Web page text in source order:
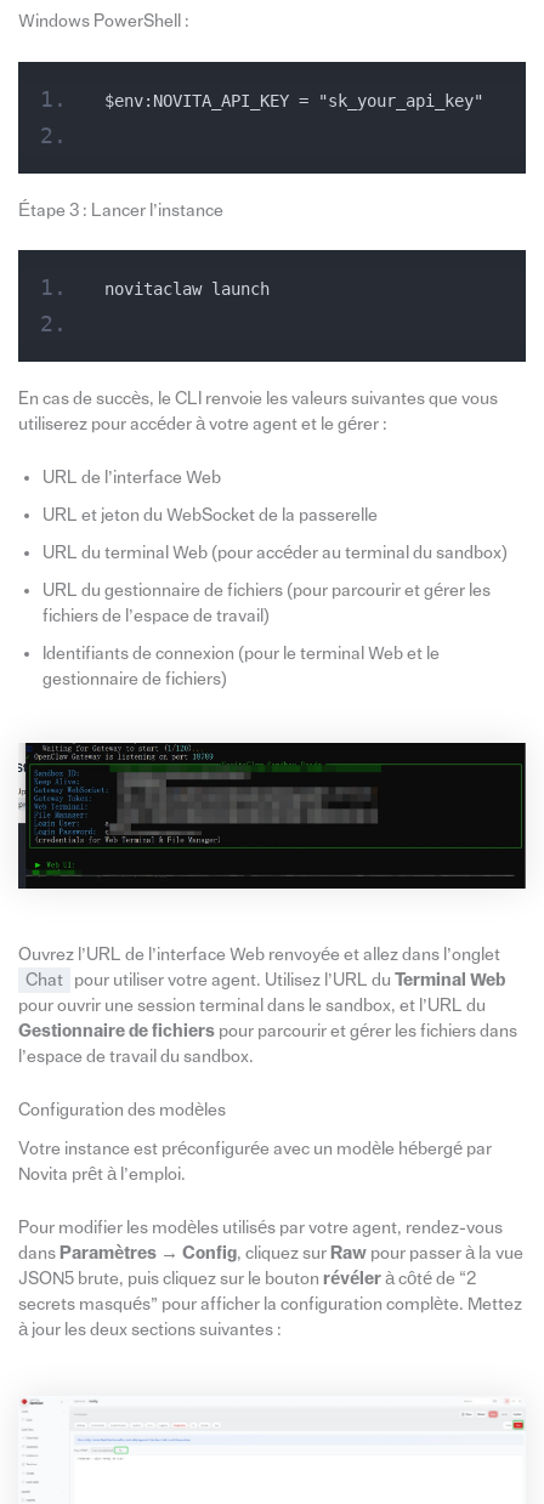
Windows PowerShell :
$env:NOVITA_API_KEY = "sk_your_api_key"
Étape 3 : Lancer l’instance
novitaclaw launch
En cas de succès, le CLI renvoie les valeurs suivantes que vous
utiliserez pour accéder à votre agent et le gérer :
URL de l’interface Web
URL et jeton du WebSocket de la passerelle
URL du terminal Web (pour accéder au terminal du sandbox)
URL du gestionnaire de fichiers (pour parcourir et gérer les
fichiers de l’espace de travail)
Identifiants de connexion (pour le terminal Web et le
gestionnaire de fichiers)
Ouvrez l’URL de l’interface Web renvoyée et allez dans l’onglet
Chat
pour utiliser votre agent. Utilisez l’URL du Terminal Web
pour ouvrir une session terminal dans le sandbox, et l’URL du
Gestionnaire de fichierspour parcourir et gérer les fichiers dans
l’espace de travail du sandbox.
Configuration des modèles
Votre instance est préconfigurée avec un modèle hébergé par
Novita prêt à l’emploi.
Pour modifier les modèles utilisés par votre agent, rendez-vous
dans Paramètres → Config, cliquez sur Rawpour passer à la vue
JSON5 brute, puis cliquez sur le bouton révélerà côté de “2
secrets masqués” pour afficher la configuration complète. Mettez
à jour les deux sections suivantes :